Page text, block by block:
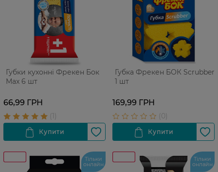
Губки кухонні Фрекен Бок
Max 6 шт
66,99 ГРН
Губка Фрекен БОК Scrubber
1 шт
169,99 ГРН
Тільки
онлайн
Тільки
онлайн